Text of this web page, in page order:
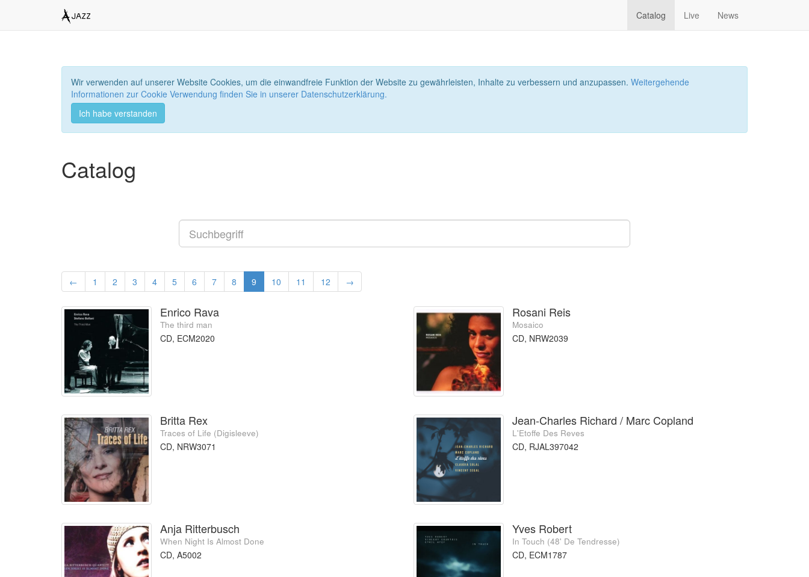
Catalog Live News
Wir verwenden auf unserer Website Cookies, um die einwandfreie Funktion der Website zu gewährleisten, Inhalte zu verbessern und anzupassen. Weitergehende
Informationen zur Cookie Verwendung finden Sie in unserer Datenschutzerklärung.
Ich habe verstanden
Catalog
← 1 2 3 4 5 6 7 8 9 10 11 12 →
Enrico Rava
The third man
CD, ECM2020
Rosani Reis
Mosaico
CD, NRW2039
Britta Rex
Traces of Life (Digisleeve)
CD, NRW3071
Jean-Charles Richard / Marc Copland
L'Etoffe Des Reves
CD, RJAL397042
Anja Ritterbusch
When Night Is Almost Done
CD, A5002
Yves Robert
In Touch (48' De Tendresse)
CD, ECM1787